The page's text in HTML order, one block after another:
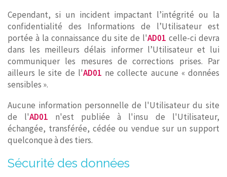
Cependant, si un incident impactant l’intégrité ou la
confidentialité des Informations de l’Utilisateur est
portée à la connaissance du site de l'AD01 celle-ci devra
dans les meilleurs délais informer l’Utilisateur et lui
communiquer les mesures de corrections prises. Par
ailleurs le site de l'AD01 ne collecte aucune « données
sensibles ».
Aucune information personnelle de l'Utilisateur du site
de l'AD01 n'est publiée à l'insu de l'Utilisateur,
échangée, transférée, cédée ou vendue sur un support
quelconque à des tiers.
Sécurité des données